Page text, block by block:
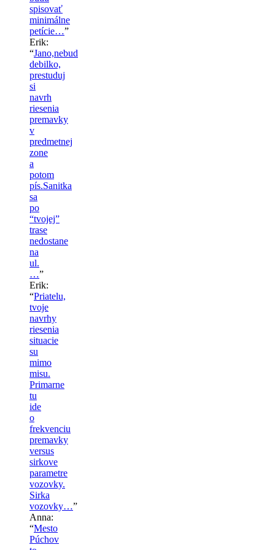
spisovať
minimálne
petície…”
Erik:
“Jano,nebud
debilko,
prestuduj
si
navrh
riesenia
premavky
v
predmetnej
zone
a
potom
pís.Sanitka
sa
po
“tvojej”
trase
nedostane
na
ul.
…”
Erik:
“Priatelu,
tvoje
navrhy
riesenia
situacie
su
mimo
misu.
Primarne
tu
ide
o
frekvenciu
premavky
versus
sirkove
parametre
vozovky.
Sirka
vozovky…”
Anna:
“Mesto
Púchov